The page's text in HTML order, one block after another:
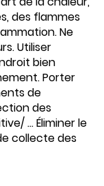
des flammes
Ne
Utiliser
bien
Porter
de
des
... Éliminer le
collecte des